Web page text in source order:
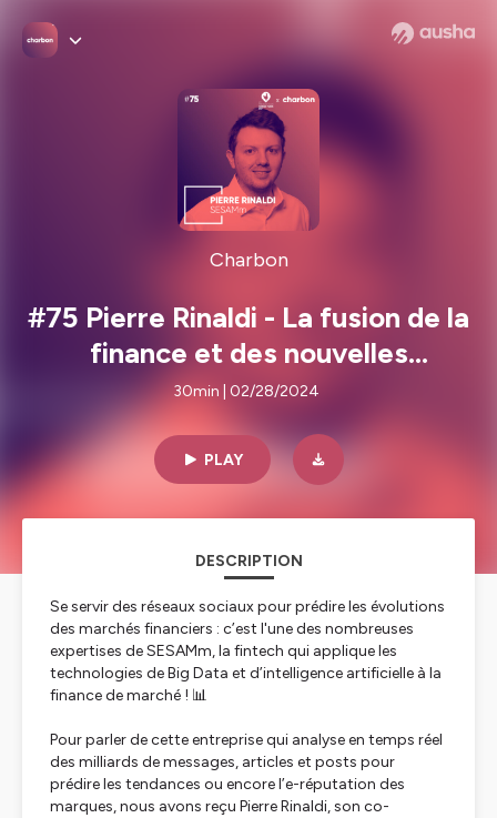
Charbon
#75 Pierre Rinaldi - La fusion de la
finance et des nouvelles
technologies
30min | 02/28/2024
PLAY
DESCRIPTION
Se servir des réseaux sociaux pour prédire les évolutions
des marchés financiers : c’est l'une des nombreuses
expertises de SESAMm, la fintech qui applique les
technologies de Big Data et d’intelligence artificielle à la
finance de marché ! 📊
Pour parler de cette entreprise qui analyse en temps réel
des milliards de messages, articles et posts pour
prédire les tendances ou encore l’e-réputation des
marques, nous avons reçu Pierre Rinaldi, son co-